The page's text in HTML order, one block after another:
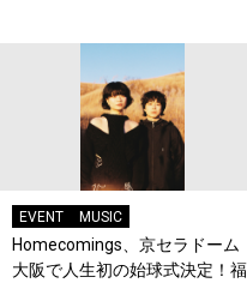
EVENT MUSIC
Homecomings、京セラドーム
大阪で人生初の始球式決定！福